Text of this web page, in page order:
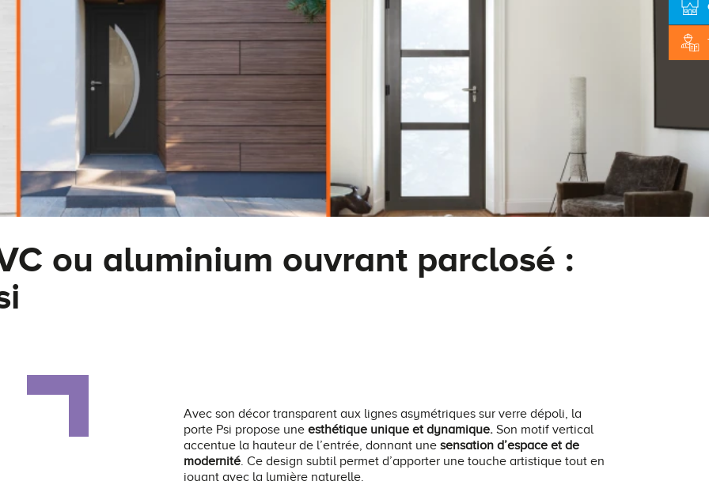
ou aluminium ouvrant parclosé :
Avec son décor transparent aux lignes asymétriques sur verre dépoli, la
porte Psi propose une esthétique unique et dynamique.Son motif vertical
accentue la hauteur de l’entrée, donnant une sensation d’espace et de
modernité. Ce design subtil permet d’apporter une touche artistique tout en
jouant avec la lumière naturelle.